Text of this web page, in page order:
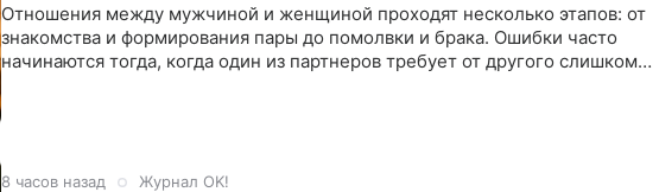
Отношения между мужчиной и женщиной проходят несколько этапов: от
знакомства и формирования пары до помолвки и брака. Ошибки часто
начинаются тогда, когда один из партнеров требует от другого слишком
8 часов назад Журнал OK!